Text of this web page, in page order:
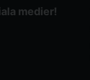
medier!